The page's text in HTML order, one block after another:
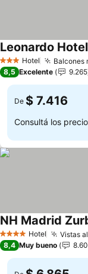
3 Estrellas
Hotel Balcones
Leonardo
8,5 Excelente 9.265
De $ 7.416
Consultá los
4 EstrellasHotel Vistas
NH Madrid
8,4 Muy bueno